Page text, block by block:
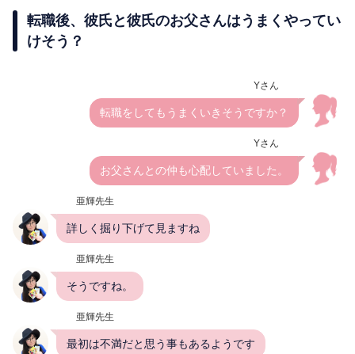
転職後、彼氏と彼氏のお父さんはうまくやってい
けそう？
Yさん
転職をしてもうまくいきそうですか？
Yさん
お父さんとの仲も心配していました。
亜輝先生
詳しく掘り下げて見ますね
亜輝先生
そうですね。
亜輝先生
最初は不満だと思う事もあるようです